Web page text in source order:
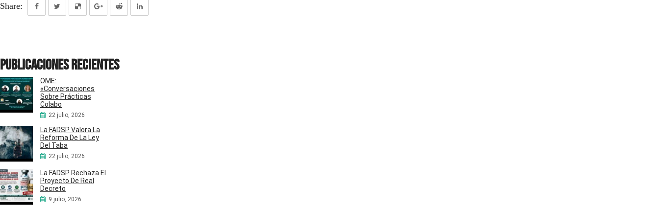
Share:
Publicaciones recientes
OME:
«Conversaciones
Sobre Prácticas
Colabo
22 julio, 2026
La FADSP Valora La
Reforma De La Ley
Del Taba
22 julio, 2026
La FADSP Rechaza El
Proyecto De Real
Decreto
9 julio, 2026